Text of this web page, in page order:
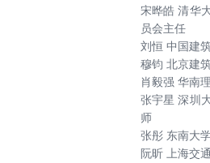
宋晔皓 清华
员会主任
刘恒 中国建
穆钧 北京建
肖毅强 华南
张宇星 深圳
师
张彤 东南大
阮昕 上海交